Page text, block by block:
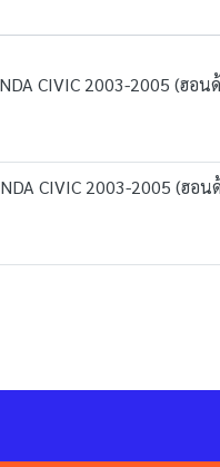
CIVIC 2003-2005 (ฮอน
CIVIC 2003-2005 (ฮอน